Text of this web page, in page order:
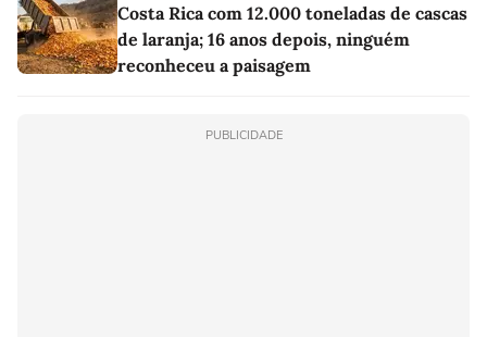
Costa Rica com 12.000 toneladas de cascas
de laranja; 16 anos depois, ninguém
reconheceu a paisagem
PUBLICIDADE